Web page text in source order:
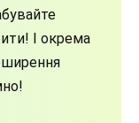
І окрема